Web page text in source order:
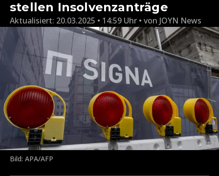
stellen Insolvenzanträge
Aktualisiert: 20.03.2025 • 14:59 Uhr von JOYN News
Bild: APA/AFP